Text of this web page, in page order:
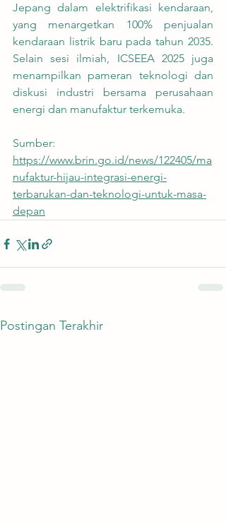
Jepang dalam elektrifikasi kendaraan,
yang menargetkan 100% penjualan
kendaraan listrik baru pada tahun 2035.
Selain sesi ilmiah, ICSEEA 2025 juga
menampilkan pameran teknologi dan
diskusi industri bersama perusahaan
energi dan manufaktur terkemuka.
Sumber:
https://www.brin.go.id/news/122405/ma
nufaktur-hijau-integrasi-energi-
terbarukan-dan-teknologi-untuk-masa-
depan
Postingan Terakhir